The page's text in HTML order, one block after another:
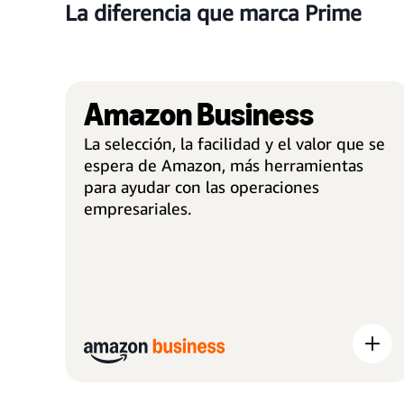
La diferencia que marca Prime
Amazon Business
La selección, la facilidad y el valor que se
espera de Amazon, más herramientas
para ayudar con las operaciones
empresariales.